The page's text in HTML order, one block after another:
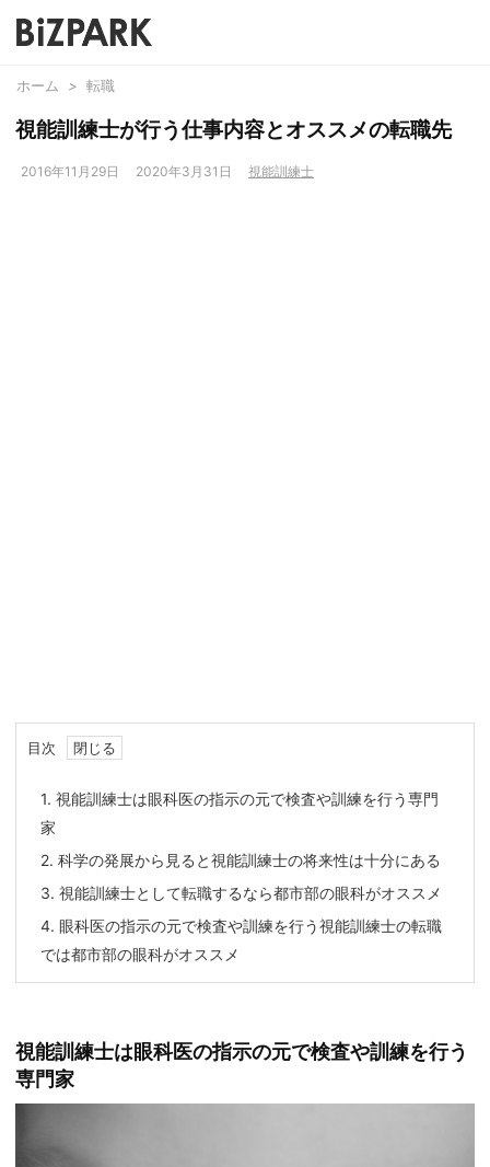
ホーム > 転職
視能訓練士が行う仕事内容とオススメの転職先
2016年11月29日 2020年3月31日 視能訓練士
目次
1. 視能訓練士は眼科医の指示の元で検査や訓練を行う専門
家
2. 科学の発展から見ると視能訓練士の将来性は十分にある
3. 視能訓練士として転職するなら都市部の眼科がオススメ
4. 眼科医の指示の元で検査や訓練を行う視能訓練士の転職
では都市部の眼科がオススメ
視能訓練士は眼科医の指示の元で検査や訓練を行う
専門家